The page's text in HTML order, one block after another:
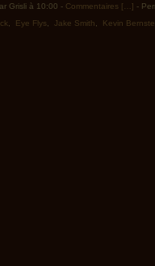
Grisli à 10:00 - Commentaires [ ] -
Eye Flys Jake Smith Kevin